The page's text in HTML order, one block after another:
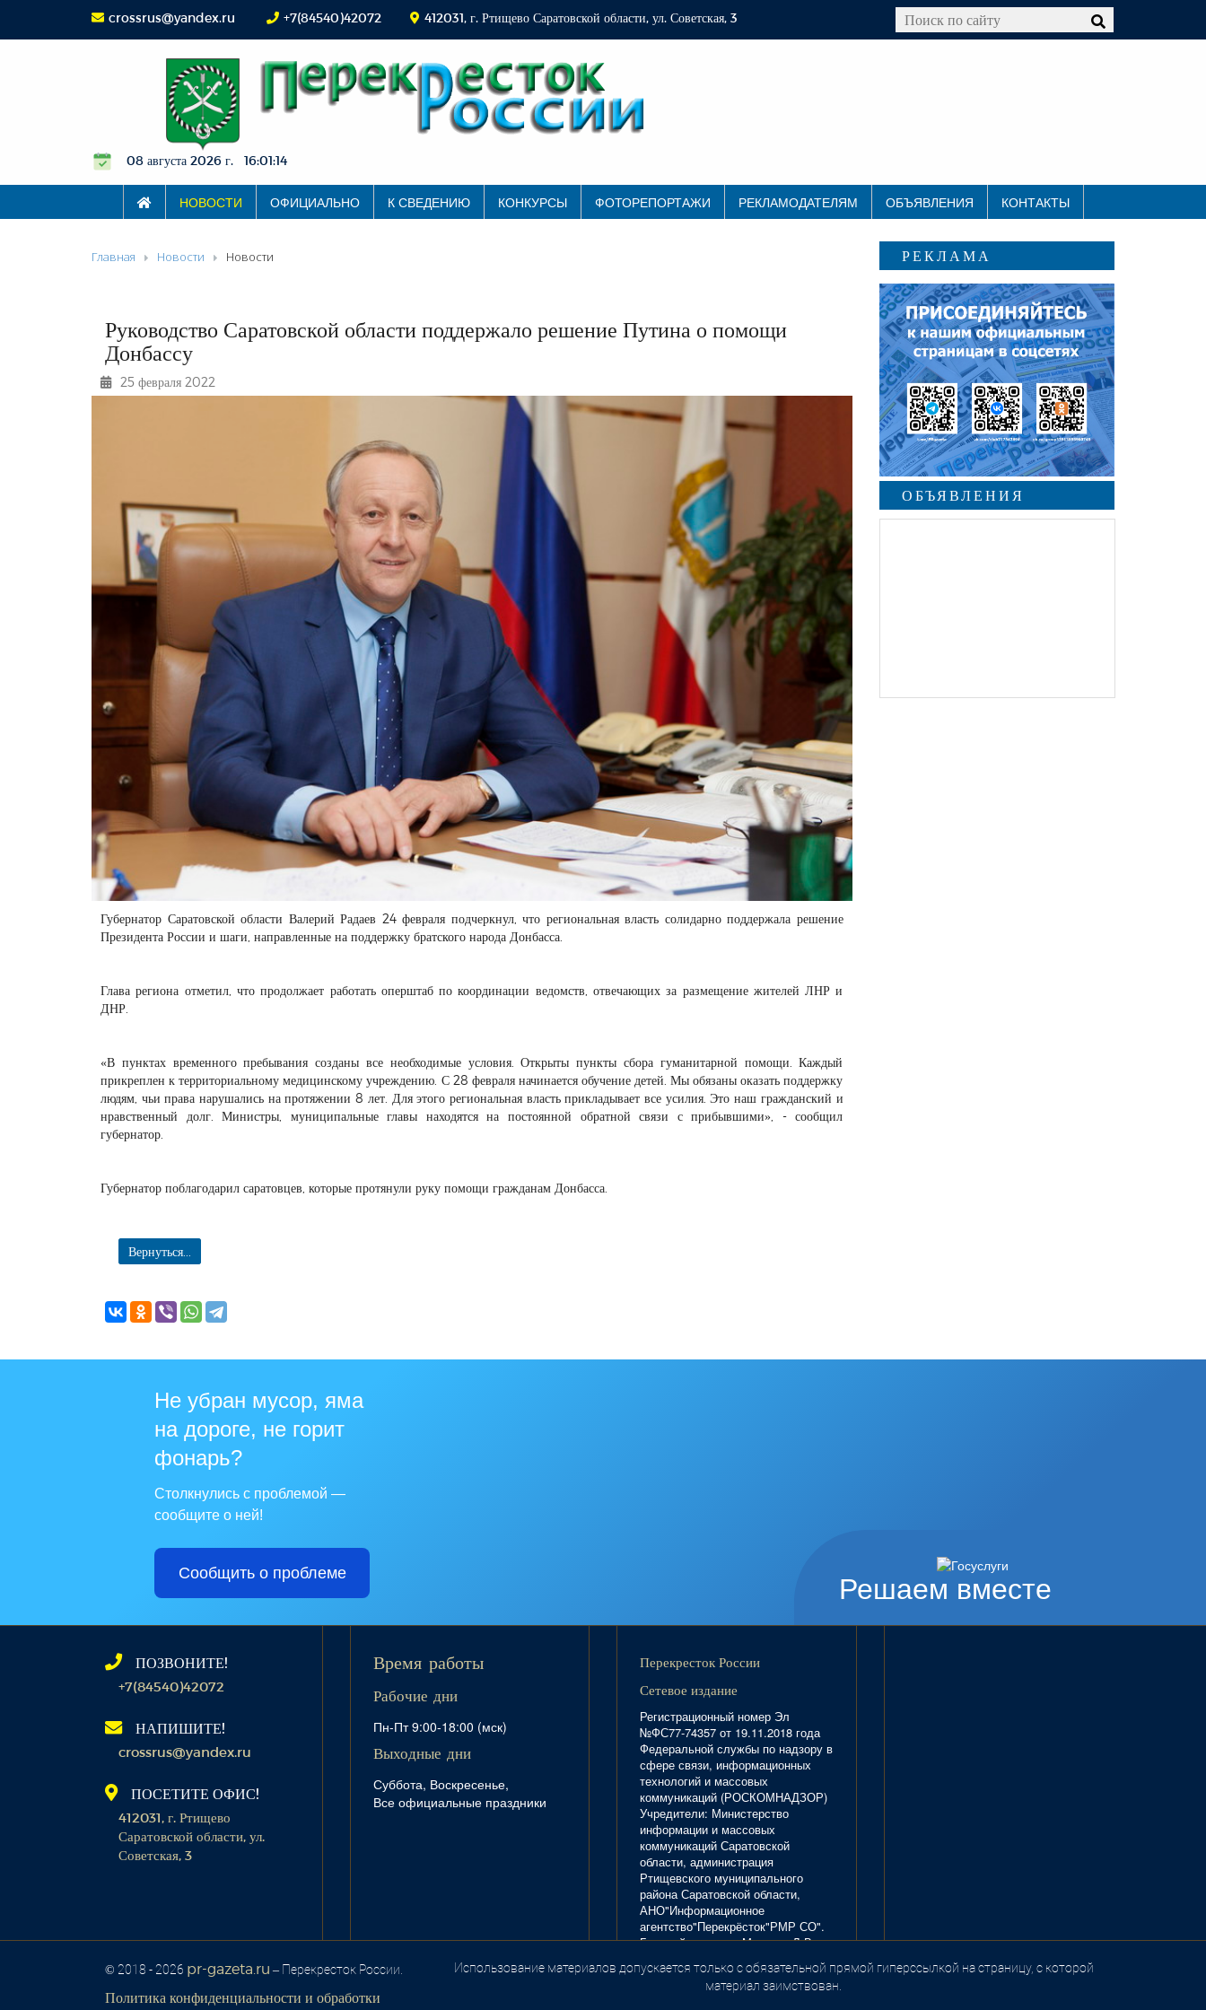
crossrus@yandex.ru +7(84540)42072 412031, г. Ртищево Саратовской области, ул. Советская, 3
08 августа 2026 г. 16:01:15
НОВОСТИ ОФИЦИАЛЬНО К СВЕДЕНИЮ КОНКУРСЫ ФОТОРЕПОРТАЖИ РЕКЛАМОДАТЕЛЯМ ОБЪЯВЛЕНИЯ КОНТАКТЫ
Главная Новости Новости
Руководство Саратовской области поддержало решение Путина о помощи
Донбассу
25 февраля 2022
Губернатор Саратовской области Валерий Радаев 24 февраля подчеркнул, что региональная власть солидарно поддержала решение
Президента России и шаги, направленные на поддержку братского народа Донбасса.
Глава региона отметил, что продолжает работать оперштаб по координации ведомств, отвечающих за размещение жителей ЛНР и
ДНР.
«В пунктах временного пребывания созданы все необходимые условия. Открыты пункты сбора гуманитарной помощи. Каждый
прикреплен к территориальному медицинскому учреждению. С 28 февраля начинается обучение детей. Мы обязаны оказать поддержку
людям, чьи права нарушались на протяжении 8 лет. Для этого региональная власть прикладывает все усилия. Это наш гражданский и
нравственный долг. Министры, муниципальные главы находятся на постоянной обратной связи с прибывшими», - сообщил
губернатор.
Губернатор поблагодарил саратовцев, которые протянули руку помощи гражданам Донбасса.
Вернуться...
РЕКЛАМА
ОБЪЯВЛЕНИЯ
Решаем вместе
Не убран мусор, яма
на дороге, не горит
фонарь?
Столкнулись с проблемой —
сообщите о ней!
Сообщить о проблеме
ПОЗВОНИТЕ!
+7(84540)42072
НАПИШИТЕ!
crossrus@yandex.ru
ПОСЕТИТЕ ОФИС!
412031, г. Ртищево
Саратовской области, ул.
Советская, 3
Время работы
Рабочие дни
Пн-Пт 9:00-18:00 (мск)
Выходные дни
Суббота, Воскресенье,
Все официальные праздники
Перекресток России
Сетевое издание
Регистрационный номер Эл
№ФС77-74357 от 19.11.2018 года
Федеральной службы по надзору в
сфере связи, информационных
технологий и массовых
коммуникаций (РОСКОМНАДЗОР)
Учредители: Министерство
информации и массовых
коммуникаций Саратовской
области, администрация
Ртищевского муниципального
района Саратовской области,
АНО"Информационное
агентство"Перекрёсток"РМР СО".
Главный редактор Маркова Л.В.
Тел. 8(84540)4-20-72; отдел
рекламы - 4-29-10.
© 2018 - 2026 pr-gazeta.ru – Перекресток России.
Политика конфиденциальности и обработки
Использование материалов допускается только с обязательной прямой гиперссылкой на страницу, с которой
материал заимствован.